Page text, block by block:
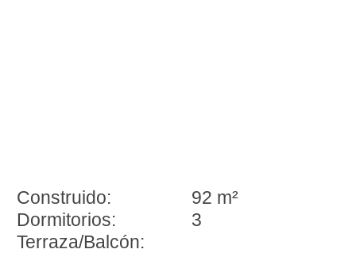
Construido:
92 m²
Dormitorios:
3
Terraza/Balcón: